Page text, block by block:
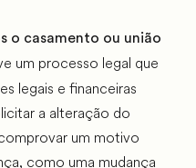
o casamento ou união
um processo legal que
legais e financeiras
a alteração do
um motivo
como uma mudança